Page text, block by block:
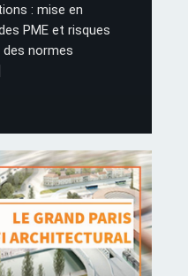
: mise en
PME et risques
des normes